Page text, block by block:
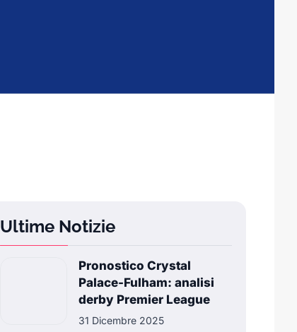
Ultime Notizie
Pronostico Crystal
Palace-Fulham: analisi
derby Premier League
31 Dicembre 2025